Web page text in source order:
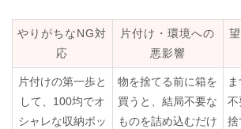
やりがちなNG対
応
片付け・環境への
悪影響
片付けの第一歩と
して、100均でオ
シャレな収納ボッ
物を捨てる前に箱を
買うと、結局不要な
ものを詰め込むだけ
不
捨